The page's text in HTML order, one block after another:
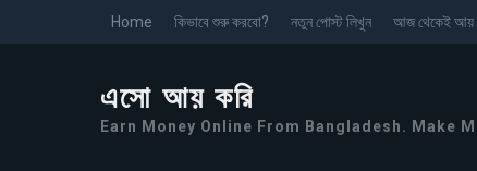
Home কিভাবে শুরু করবো? নতুন পোস্ট লিখুন আজ থেকেই আয়
এসো আয় করি
Earn Money Online From Bangladesh. Make